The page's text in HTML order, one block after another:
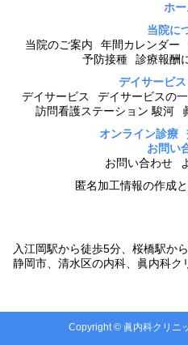
ホ
当院に
当院のご案内
年間カレンダー
予防接種
診療報酬
デイサービ
デイサービス
デイサービスの
訪問看護ステーション 駿河
オンライン診療
お問い
お問い合わせ
匿名加工情報の作成
入江岡駅から徒歩5分、桜橋駅か
静岡市、清水区の内科、眞内科
Copyright © 眞内科クリニ